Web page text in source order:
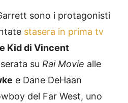
sono i protagonisti
stasera in prima tv
Kid di Vincent
su Rai Movie alle
e Dane DeHaan
del Far West, uno